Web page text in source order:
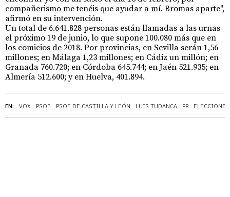
EN: VOX PSOE PSOE DE CASTILLA Y LEÓN LUIS TUDANCA PP
compañerismo me tenéis que ayudar a mí. Bromas aparte",
afirmó en su intervención.
Un total de 6.641.828 personas están llamadas a las urnas
el próximo 19 de junio, lo que supone 100.080 más que en
los comicios de 2018. Por provincias, en Sevilla serán 1,56
millones; en Málaga 1,23 millones; en Cádiz un millón; en
Granada 760.720; en Córdoba 645.744; en Jaén 521.935; en
Almería 512.600; y en Huelva, 401.894.